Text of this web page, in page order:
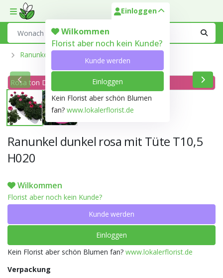
Toggle mobile menu
Einloggen
Wilkommen
Florist aber noch kein Kunde?
Kunde werden
Einloggen
Kein Florist aber schön Blumen
fan? www.lokalerflorist.de
Ranunkel Pflanzen
Rosa ton Dunkel rosa 63B
Ranunkel dunkel rosa mit Tüte T10,5
H020
Wilkommen
Florist aber noch kein Kunde?
Kunde werden
Einloggen
Kein Florist aber schön Blumen fan? www.lokalerflorist.de
Verpackung